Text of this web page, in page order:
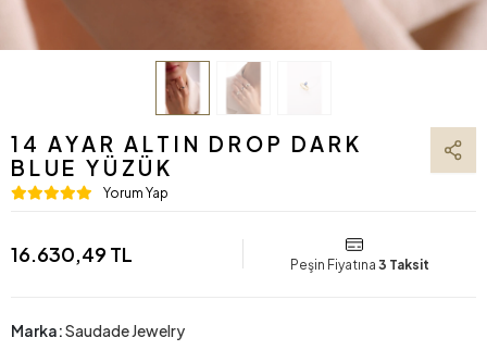
14 AYAR ALTIN DROP DARK
BLUE YÜZÜK
Yorum Yap
16.630,49 TL Peşin Fiyatına 3 Taksit
Marka:Saudade Jewelry